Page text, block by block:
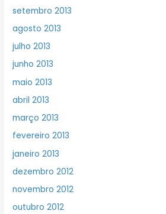
setembro 2013
agosto 2013
julho 2013
junho 2013
maio 2013
abril 2013
março 2013
fevereiro 2013
janeiro 2013
dezembro 2012
novembro 2012
outubro 2012